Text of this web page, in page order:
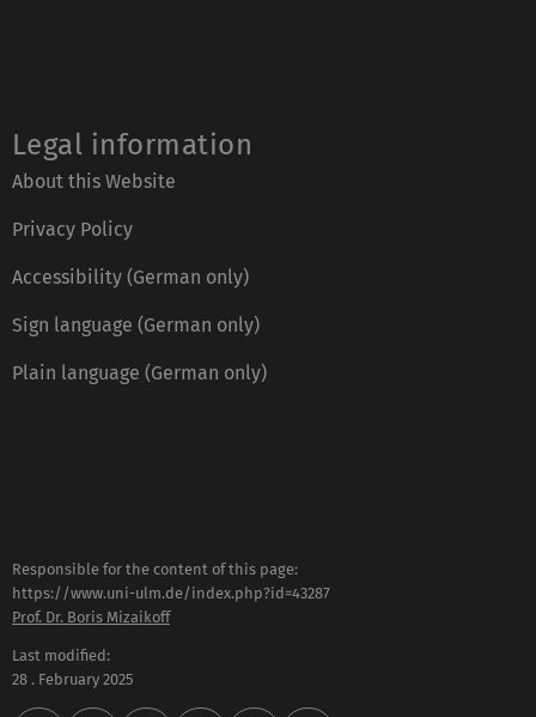
Legal information
About this Website
Privacy Policy
Accessibility (German only)
Sign language (German only)
Plain language (German only)
Responsible for the content of this page:
https://www.uni-ulm.de/index.php?id=43287
Prof. Dr. Boris Mizaikoff
Last modified:
28 . February 2025